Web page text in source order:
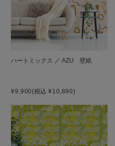
ハートミックス ／ AZU 壁紙
¥9,900(税込 ¥10,890)